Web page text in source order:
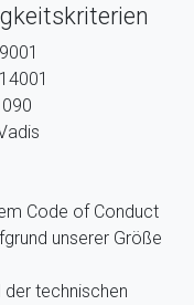
Code of Conduct
unserer Größe
der technischen